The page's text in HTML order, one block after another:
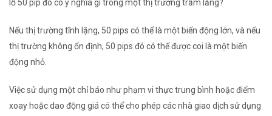
lỗ 50 pip đó có ý nghĩa gì trong một thị trường trầm lắng?
Nếu thị trường tĩnh lặng, 50 pips có thể là một biến động lớn, và nếu
thị trường không ổn định, 50 pips đó có thể được coi là một biến
động nhỏ.
Việc sử dụng một chỉ báo như phạm vi thực trung bình hoặc điểm
xoay hoặcdao động giácó thể cho phép các nhà giao dịch sử dụng